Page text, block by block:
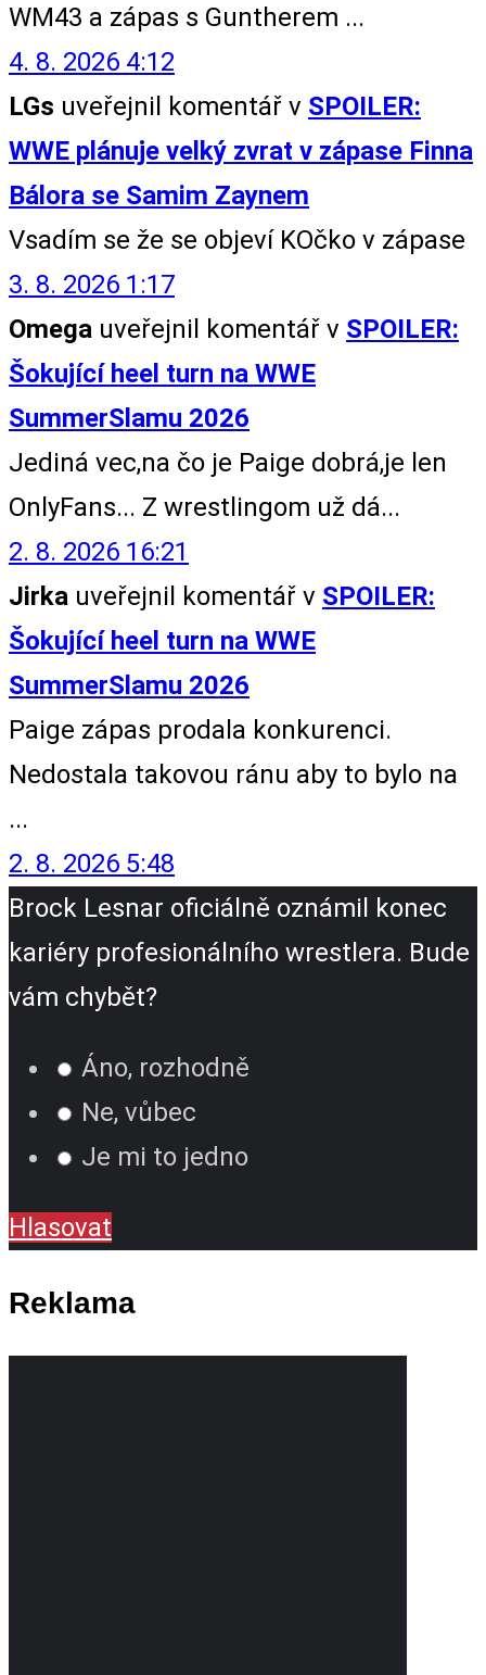
WM43 a zápas s Guntherem ...
4. 8. 2026 4:12
LGs uveřejnil komentář v SPOILER:
WWE plánuje velký zvrat v zápase Finna
Bálora se Samim Zaynem
Vsadím se že se objeví KOčko v zápase
3. 8. 2026 1:17
Omega uveřejnil komentář v SPOILER:
Šokující heel turn na WWE
SummerSlamu 2026
Jediná vec,na čo je Paige dobrá,je len
OnlyFans... Z wrestlingom už dá...
2. 8. 2026 16:21
Jirka uveřejnil komentář v SPOILER:
Šokující heel turn na WWE
SummerSlamu 2026
Paige zápas prodala konkurenci.
Nedostala takovou ránu aby to bylo na
...
2. 8. 2026 5:48
Brock Lesnar oficiálně oznámil konec
kariéry profesionálního wrestlera. Bude
vám chybět?
Áno, rozhodně
Ne, vůbec
Je mi to jedno
Hlasovat
Reklama